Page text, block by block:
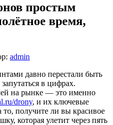
простым
время,
admin
давно перестали быть
в цифрах.
на рынке — это именно
drony, и их ключевые
получите ли вы красивое
которая улетит через пять